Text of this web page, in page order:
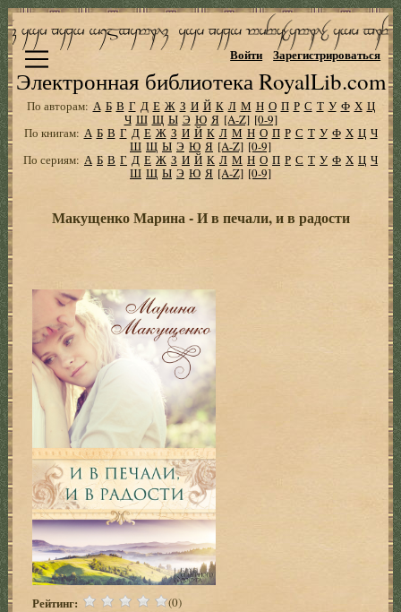
Электронная библиотека RoyalLib.com
Войти Зарегистрироваться
По авторам: А Б В Г Д Е Ж З И Й К Л М Н О П Р С Т У Ф Х Ц
Ч Ш Щ Ы Э Ю Я [A-Z] [0-9]
По книгам: А Б В Г Д Е Ж З И Й К Л М Н О П Р С Т У Ф Х Ц Ч
Ш Щ Ы Э Ю Я [A-Z] [0-9]
По сериям: А Б В Г Д Е Ж З И Й К Л М Н О П Р С Т У Ф Х Ц Ч
Ш Щ Ы Э Ю Я [A-Z] [0-9]
Макущенко Марина - И в печали, и в радости
Рейтинг: (0)